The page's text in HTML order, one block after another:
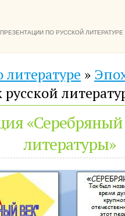
ПРЕЗЕНТАЦИИ ПО РУССКОЙ ЛИТЕРАТУРЕ
»
«Серебряный
литературы»